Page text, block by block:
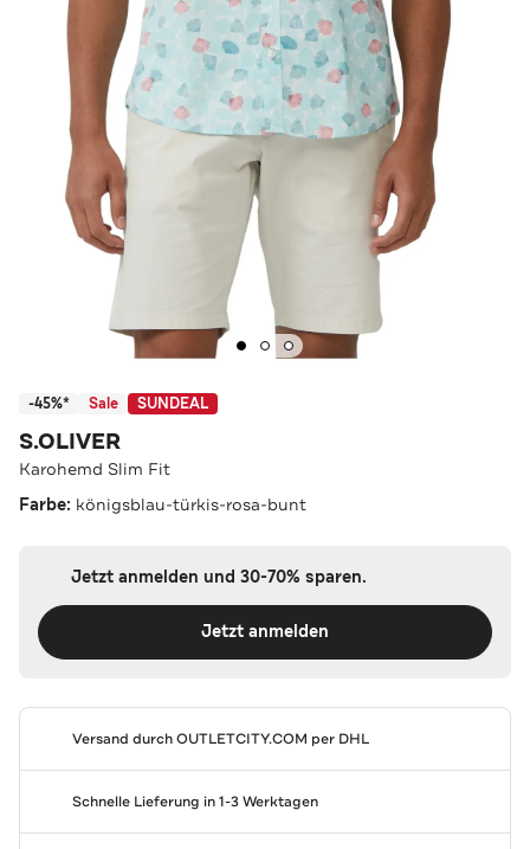
-45%* Sale SUNDEAL
S.OLIVER
Karohemd Slim Fit
Farbe: königsblau-türkis-rosa-bunt
Jetzt anmelden und 30-70% sparen.
Jetzt anmelden
Versand durchOUTLETCITY.COM per DHL
Schnelle Lieferung in 1-3 Werktagen